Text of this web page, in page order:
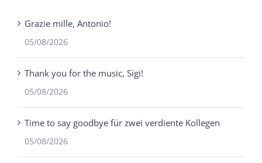
Grazie mille, Antonio!
05/08/2026
Thank you for the music, Sigi!
05/08/2026
Time to say goodbye für zwei verdiente Kollegen
05/08/2026